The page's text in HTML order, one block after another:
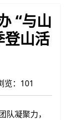
“与山
登山活
：101
凝聚力，